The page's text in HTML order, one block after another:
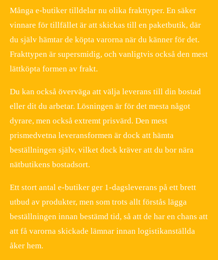
Många e-butiker tilldelar nu olika frakttyper. En säker
vinnare för tillfället är att skickas till en paketbutik, där
du själv hämtar de köpta varorna när du känner för det.
Frakttypen är supersmidig, och vanligtvis också den mest
lättköpta formen av frakt.
Du kan också överväga att välja leverans till din bostad
eller dit du arbetar. Lösningen är för det mesta något
dyrare, men också extremt prisvärd. Den mest
prismedvetna leveransformen är dock att hämta
beställningen själv, vilket dock kräver att du bor nära
nätbutikens bostadsort.
Ett stort antal e-butiker ger 1-dagsleverans på ett brett
utbud av produkter, men som trots allt förstås lägga
beställningen innan bestämd tid, så att de har en chans att
att få varorna skickade lämnar innan logistikanställda
åker hem.